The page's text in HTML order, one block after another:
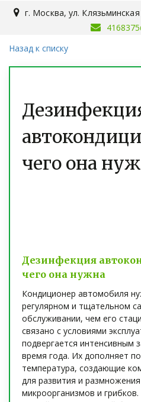
г. Москва,ул. Клязьминская
Назад к списку
чего она
Дезинфекция
чего она нужна
Кондиционер автомобиля
регулярном и тщательном
обслуживании, чем его
связано с условиями
подвергается интенсивным
время года. Их дополняет
температура, создающие
для развития и
микроорганизмов и